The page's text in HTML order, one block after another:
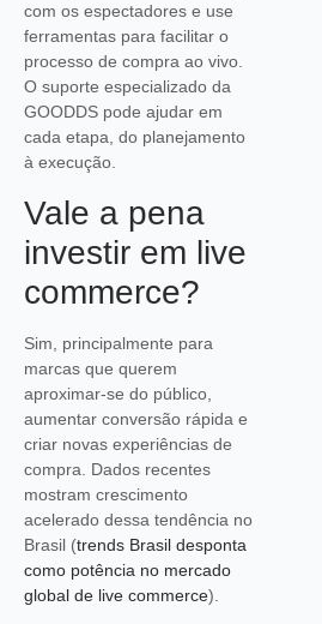
com os espectadores e use
ferramentas para facilitar o
processo de compra ao vivo.
O suporte especializado da
GOODDS pode ajudar em
cada etapa, do planejamento
à execução.
Vale a pena
investir em live
commerce?
Sim, principalmente para
marcas que querem
aproximar-se do público,
aumentar conversão rápida e
criar novas experiências de
compra. Dados recentes
mostram crescimento
acelerado dessa tendência no
Brasil (trends Brasil desponta
como potência no mercado
global de live commerce).